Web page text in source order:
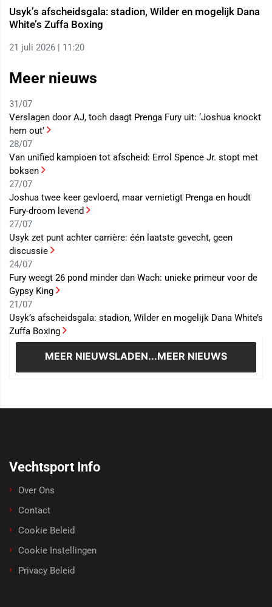
Usyk’s afscheidsgala: stadion, Wilder en mogelijk Dana
White’s Zuffa Boxing
21 juli 2026 | 11:20
Meer nieuws
31/07
Verslagen door AJ, toch daagt Prenga Fury uit: ‘Joshua knockt
hem out’
28/07
Van unified kampioen tot afscheid: Errol Spence Jr. stopt met
boksen
27/07
Joshua twee keer gevloerd, maar vernietigt Prenga en houdt
Fury-droom levend
27/07
Usyk zet punt achter carrière: één laatste gevecht, geen
discussie
24/07
Fury weegt 26 pond minder dan Wach: unieke primeur voor de
Gypsy King
21/07
Usyk’s afscheidsgala: stadion, Wilder en mogelijk Dana White’s
Zuffa Boxing
MEER NIEUWSLADEN...MEER NIEUWS
Vechtsport Info
Over Ons
Contact
Cookie Beleid
Cookie Instellingen
Privacy Beleid